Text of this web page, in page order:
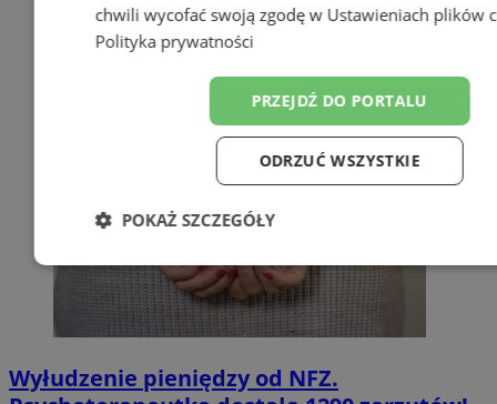
Wyłudzenie pieniędzy od NFZ.
chwili wycofać swoją zgodę w Ustawieniach plików
Polityka prywatności
PRZEJDŹ DO PORTALU
ODRZUĆ WSZYSTKIE
POKAŻ SZCZEGÓŁY
Niezbędne Wydajność